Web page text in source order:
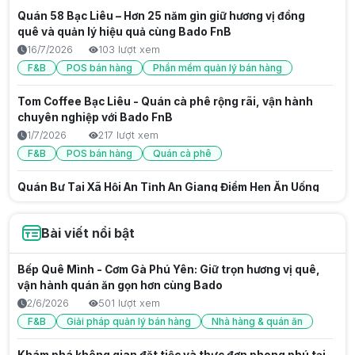
Quán 58 Bạc Liêu – Hơn 25 năm gìn giữ hương vị đồng
quê và quản lý hiệu quả cùng Bado FnB
16/7/2026
103 lượt xem
F&B
POS bán hàng Phần mềm quản lý bán hàng
Tom Coffee Bạc Liêu - Quán cà phê rộng rãi, vận hành
chuyên nghiệp với Bado FnB
1/7/2026
217 lượt xem
F&B
POS bán hàng Quán cà phê
Quán Bự Tại Xã Hội An Tỉnh An Giang Điểm Hẹn Ăn Uống
F&B
Phần mềm quản lý bán hàng
Coffee Quảng Trường Tháp Mười và câu chuyện vận
hành quán cà phê hiệu quả
15/6/2026
415 lượt xem
F&B
Giải pháp quản lý bán hàng Quán cà phê
Bài viết nổi bật
Bếp Quê Mình - Cơm Gà Phú Yên: Giữ trọn hương vị quê,
vận hành quán ăn gọn hơn cùng Bado
2/6/2026
501 lượt xem
F&B
Giải pháp quản lý bán hàng Nhà hàng & quán ăn